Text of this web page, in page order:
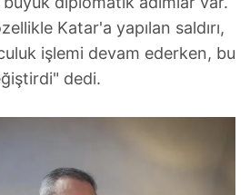
Katar'a yapılan saldırı,
işlemi devam ederken, bu
dedi.